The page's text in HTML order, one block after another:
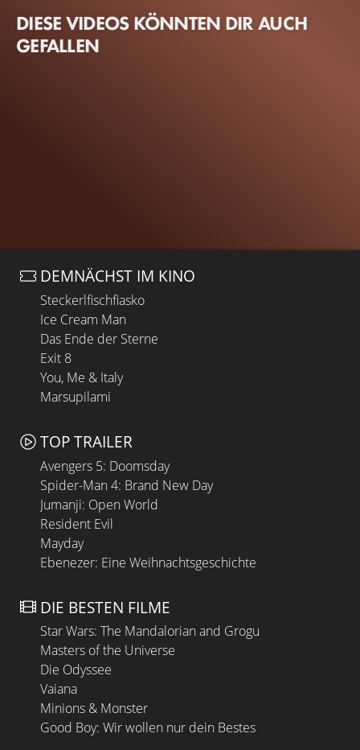
DIESE VIDEOS KÖNNTEN DIR AUCH
GEFALLEN
DEMNÄCHST IM KINO
Steckerlfischfiasko
Ice Cream Man
Das Ende der Sterne
Exit 8
You, Me & Italy
Marsupilami
TOP TRAILER
Avengers 5: Doomsday
Spider-Man 4: Brand New Day
Jumanji: Open World
Resident Evil
Mayday
Ebenezer: Eine Weihnachtsgeschichte
DIE BESTEN FILME
Star Wars: The Mandalorian and Grogu
Masters of the Universe
Die Odyssee
Vaiana
Minions & Monster
Good Boy: Wir wollen nur dein Bestes